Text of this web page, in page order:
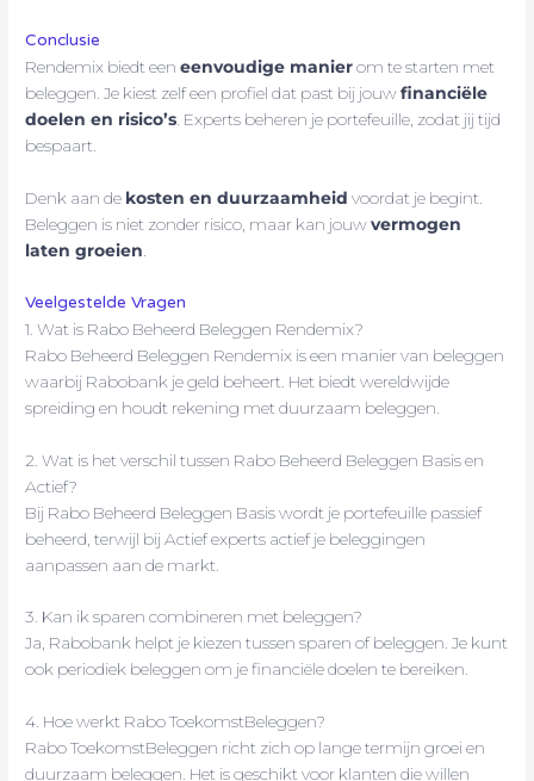
Conclusie
Rendemix biedt eeneenvoudige manierom te starten met
beleggen. Je kiest zelf een profiel dat past bij jouwfinanciële
doelen en risico’s . Experts beheren je portefeuille, zodat jij tijd
bespaart.
Denk aan de kosten en duurzaamheid voordat je begint.
Beleggen is niet zonder risico, maar kan jouwvermogen
laten groeien
Veelgestelde Vragen
1. Wat is Rabo Beheerd Beleggen Rendemix?
Rabo Beheerd Beleggen Rendemix is een manier van beleggen
waarbij Rabobank je geld beheert. Het biedt wereldwijde
spreiding en houdt rekening met duurzaam beleggen.
2. Wat is het verschil tussen Rabo Beheerd Beleggen Basis en
Actief?
Bij Rabo Beheerd Beleggen Basis wordt je portefeuille passief
beheerd, terwijl bij Actief experts actief je beleggingen
aanpassen aan de markt.
3. Kan ik sparen combineren met beleggen?
Ja, Rabobank helpt je kiezen tussen sparen of beleggen. Je kunt
ook periodiek beleggen om je financiële doelen te bereiken.
4. Hoe werkt Rabo ToekomstBeleggen?
Rabo ToekomstBeleggen richt zich op lange termijn groei en
duurzaam beleggen. Het is geschikt voor klanten die willen